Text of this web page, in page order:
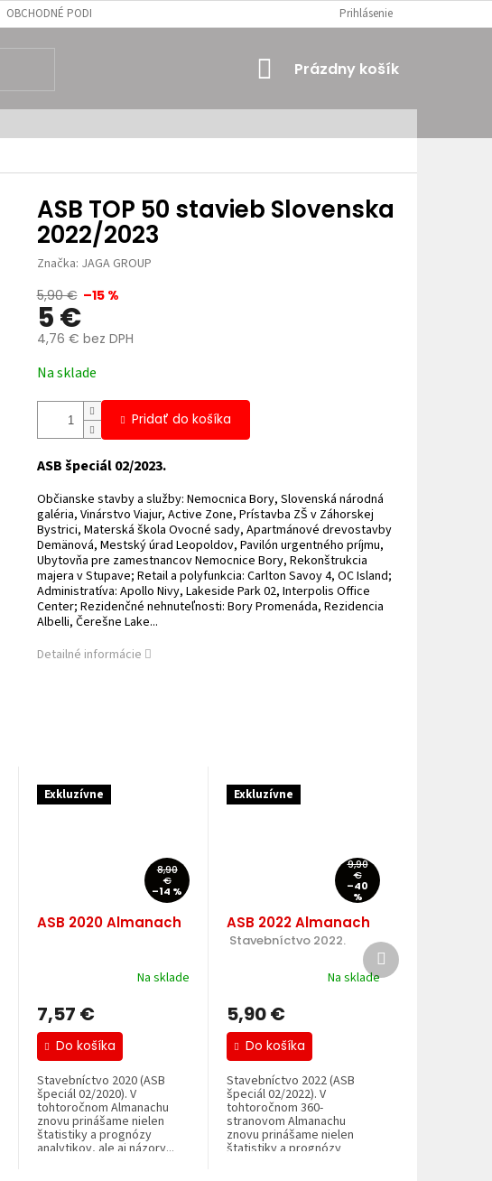
OBCHODNÉ PODMIENKY Prihlásenie
NÁKUPNÝ
Prázdny košík
ASB TOP 50 stavieb Slovenska
2022/2023
Značka: JAGA GROUP
5,90 € –15 %
5 €
4,76 € bez DPH
cena:
Na sklade
Pridať do košíka
ASB špeciál 02/2023.
Občianske stavby a služby: Nemocnica Bory, Slovenská národná
galéria, Vinárstvo Viajur, Active Zone, Prístavba ZŠ v Záhorskej
Bystrici, Materská škola Ovocné sady, Apartmánové drevostavby
Demänová, Mestský úrad Leopoldov, Pavilón urgentného príjmu,
Ubytovňa pre zamestnancov Nemocnice Bory, Rekonštrukcia
majera v Stupave; Retail a polyfunkcia: Carlton Savoy 4, OC Island;
Administratíva: Apollo Nivy, Lakeside Park 02, Interpolis Office
Center; Rezidenčné nehnuteľnosti: Bory Promenáda, Rezidencia
Albelli, Čerešne Lake...
Detailné informácie
Exkluzívne
8,90
€
–14 %
ASB 2020 Almanach
Na sklade
7,57 €
Do košíka
Stavebníctvo 2020 (ASB
špeciál 02/2020). V
tohtoročnom Almanachu
znovu prinášame nielen
štatistiky a prognózy
analytikov, ale aj názory...
Exkluzívne
9,90
€
–40
%
ASB 2022 Almanach
Stavebníctvo 2022.
Na sklade
5,90 €
Do košíka
Stavebníctvo 2022 (ASB
špeciál 02/2022). V
tohtoročnom 360-
stranovom Almanachu
znovu prinášame nielen
štatistiky a prognózy
Ďalší
produkt